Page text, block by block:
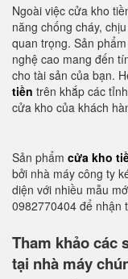
Ngoài việc cửa kho
năng chống cháy,
quan trọng. Sản
nghệ cao mang đến
cho tài sản của bạn.
tiền trên khắp các
cửa kho của khách
Sản phẩm cửa kho
bởi nhà máy công ty
diện với nhiều mẫu
0982770404 để nhận
Tham khảo các
tại nhà máy